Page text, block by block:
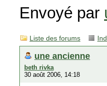
Envoyé par
Liste des forums
une ancienne
beth rivka
30 août 2006, 14:18